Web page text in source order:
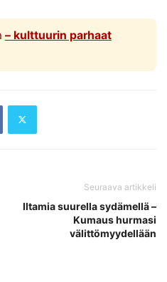
– kulttuurin parhaat
Seuraava artikkeli
Iltamia suurella sydämellä –
Kumaus hurmasi
välittömyydellään